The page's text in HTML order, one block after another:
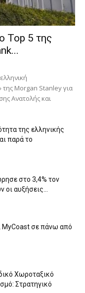
Top 5 της
της Morgan Stanley για
Ανατολής και
της ελληνικής
παρά το
στο 3,4% τον
οι αυξήσεις...
MyCoast σε πάνω από
Χωροταξικό
Στρατηγικό